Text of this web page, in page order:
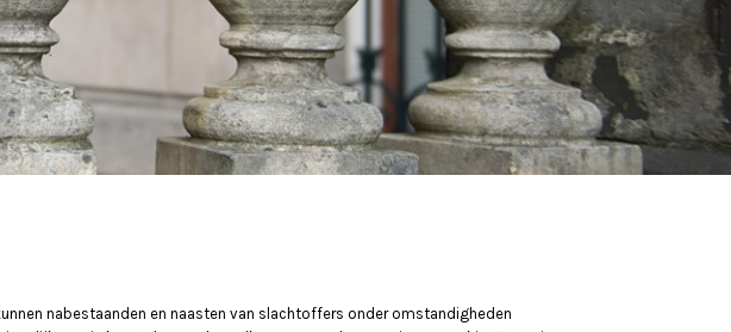
nabestaanden en naasten van slachtoffers onder omstandigheden